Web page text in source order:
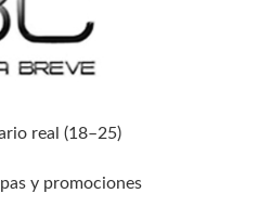
real (18–25)
y promociones